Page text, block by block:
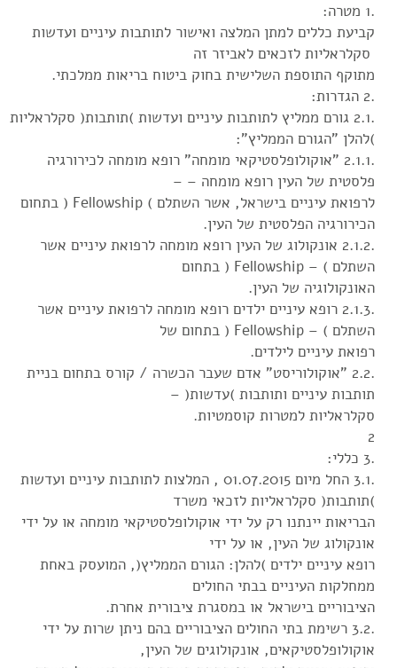
.1 מטרה:
קביעת כללים למתן המלצה ואישור לתותבות עיניים ועדשות
סקלראליות לזכאים לאביזר זה
מתוקף התוספת השלישית בחוק ביטוח בריאות ממלכתי.
.2 הגדרות:
.2.1 גורם ממליץ לתותבות עיניים ועדשות )תותבות( סקלראליות
)להלן "הגורם הממליץ":
.2.1.1 "אוקולופלסטיקאי מומחה" רופא מומחה לכירורגיה
פלסטית של העין רופא מומחה – –
לרפואת עיניים בישראל, אשר השתלם ) Fellowship ( בתחום
הכירורגיה הפלסטית של העין.
.2.1.2 אונקולוג של העין רופא מומחה לרפואת עיניים אשר
השתלם ) – Fellowship ( בתחום
האונקולוגיה של העין.
.2.1.3 רופא עיניים ילדים רופא מומחה לרפואת עיניים אשר
השתלם ) – Fellowship ( בתחום של
רפואת עיניים לילדים.
.2.2 "אוקולוריסט" אדם שעבר הכשרה / קורס בתחום בניית
תותבות עיניים ותותבות )עדשות( –
סקלראליות למטרות קוסמטיות.
2
.3 כללי:
.3.1 החל מיום 01.07.2015 , המלצות לתותבות עיניים ועדשות
)תותבות( סקלראליות לזכאי משרד
הבריאות יינתנו רק על ידי אוקולופלסטיקאי מומחה או על ידי
אונקולוג של העין, או על ידי
רופא עיניים ילדים )להלן: הגורם הממליץ(, המועסק באחת
ממחלקות העיניים בבתי החולים
הציבוריים בישראל או במסגרת ציבורית אחרת.
.3.2 רשימת בתי החולים הציבוריים בהם ניתן שרות על ידי
אוקולופלסטיקאים, אונקולוגים של העין,